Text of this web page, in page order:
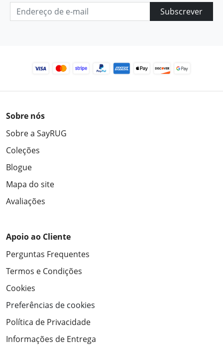
Subscrever
Sobre nós
Sobre a SayRUG
Coleções
Blogue
Mapa do site
Avaliações
Apoio ao Cliente
Perguntas Frequentes
Termos e Condições
Cookies
Preferências de cookies
Política de Privacidade
Informações de Entrega